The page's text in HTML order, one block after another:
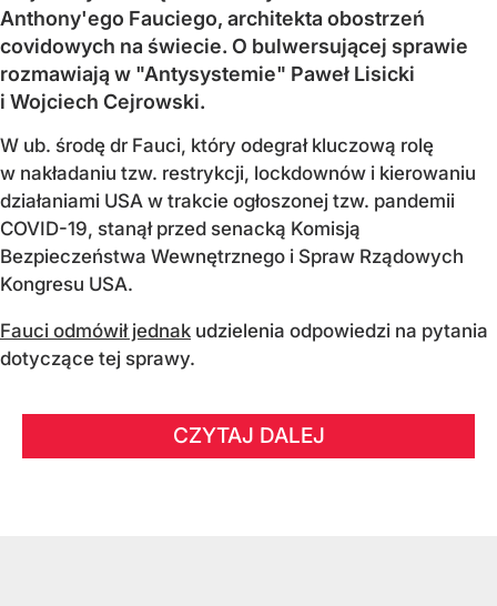
Anthony'ego Fauciego, architekta obostrzeń
covidowych na świecie. O bulwersującej sprawie
rozmawiają w "Antysystemie" Paweł Lisicki
i Wojciech Cejrowski.
W ub. środę dr Fauci, który odegrał kluczową rolę
w nakładaniu tzw. restrykcji, lockdownów i kierowaniu
działaniami USA w trakcie ogłoszonej tzw. pandemii
COVID-19, stanął przed senacką Komisją
Bezpieczeństwa Wewnętrznego i Spraw Rządowych
Kongresu USA.
Fauci odmówił jednak udzielenia odpowiedzi na pytania
dotyczące tej sprawy.
CZYTAJ DALEJ